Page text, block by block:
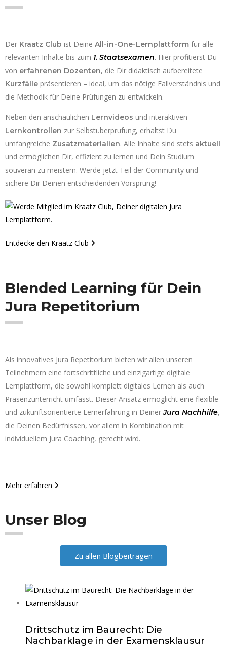
Der Kraatz Club ist Deine All-in-One-Lernplattform für alle
relevanten Inhalte bis zum 1. Staatsexamen. Hier profitierst Du
von erfahrenen Dozenten, die Dir didaktisch aufbereitete
Kurzfälle präsentieren – ideal, um das nötige Fallverständnis und
die Methodik für Deine Prüfungen zu entwickeln.
Neben den anschaulichen Lernvideos und interaktiven
Lernkontrollen zur Selbstüberprüfung, erhältst Du
umfangreiche Zusatzmaterialien. Alle Inhalte sind stets aktuell
und ermöglichen Dir, effizient zu lernen und Dein Studium
souverän zu meistern. Werde jetzt Teil der Community und
sichere Dir Deinen entscheidenden Vorsprung!
Entdecke den Kraatz Club
Blended Learning für Dein
Jura Repetitorium
Als innovatives Jura Repetitorium bieten wir allen unseren
Teilnehmern eine fortschrittliche und einzigartige digitale
Lernplattform, die sowohl komplett digitales Lernen als auch
Präsenzunterricht umfasst. Dieser Ansatz ermöglicht eine flexible
und zukunftsorientierte Lernerfahrung in DeinerJura Nachhilfe,
die Deinen Bedürfnissen, vor allem in Kombination mit
individuellem Jura Coaching, gerecht wird.
Mehr erfahren
Unser Blog
Zu allen Blogbeiträgen
Drittschutz im Baurecht: Die
Nachbarklage in der Examensklausur